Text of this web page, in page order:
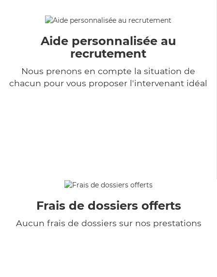
Aide personnalisée au
recrutement
Nous prenons en compte la situation de
chacun pour vous proposer l'intervenant idéal
Frais de dossiers offerts
Aucun frais de dossiers sur nos prestations